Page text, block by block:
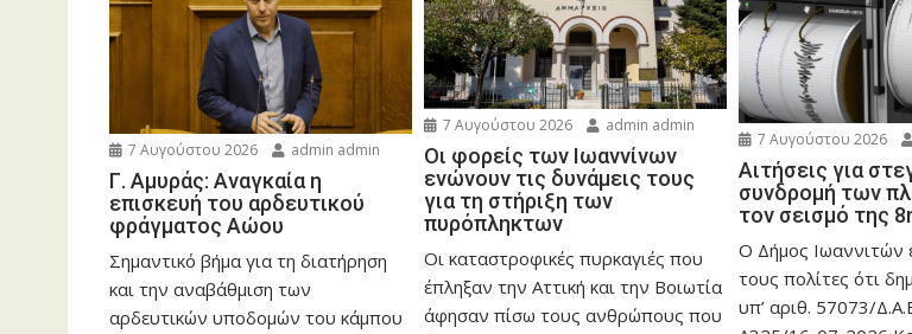
7 Αυγούστου 2026 admin admin
Γ. Αμυράς: Αναγκαία η
επισκευή του αρδευτικού
φράγματος Αώου
Σημαντικό βήμα για τη διατήρηση
και την αναβάθμιση των
αρδευτικών υποδομών του κάμπου
7 Αυγούστου 2026 admin admin
Οι φορείς των Ιωαννίνων
ενώνουν τις δυνάμεις τους
για τη στήριξη των
πυρόπληκτων
Οι καταστροφικές πυρκαγιές που
έπληξαν την Αττική και την Bοιωτία
άφησαν πίσω τους ανθρώπους που
7 Αυγούστου 2026
Αιτήσεις για
συνδρομή των
τον σεισμό της
Ο Δήμος Ιωαννιτών
τους πολίτες ότι
υπ’ αριθ. 57073/